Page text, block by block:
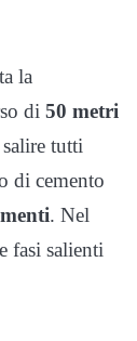
la
di 50 metri
tutti
di cemento
. Nel
fasi salienti